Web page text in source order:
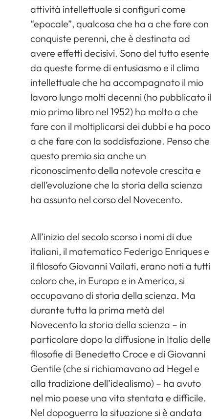
attività intellettuale si configuri come
“epocale”, qualcosa che ha a che fare con
conquiste perenni, che è destinata ad
avere effetti decisivi. Sono del tutto esente
da queste forme di entusiasmo e il clima
intellettuale che ha accompagnato il mio
lavoro lungo molti decenni (ho pubblicato il
mio primo libro nel 1952) ha molto a che
fare con il moltiplicarsi dei dubbi e ha poco
a che fare con la soddisfazione. Penso che
questo premio sia anche un
riconoscimento della notevole crescita e
dell’evoluzione che la storia della scienza
ha assunto nel corso del Novecento.
All’inizio del secolo scorso i nomi di due
italiani, il matematico Federigo Enriques e
il filosofo Giovanni Vailati, erano noti a tutti
coloro che, in Europa e in America, si
occupavano di storia della scienza. Ma
durante tutta la prima metà del
Novecento la storia della scienza – in
particolare dopo la diffusione in Italia delle
filosofie di Benedetto Croce e di Giovanni
Gentile (che si richiamavano ad Hegel e
alla tradizione dell’idealismo) – ha avuto
nel mio paese una vita stentata e difficile.
Nel dopoguerra la situazione si è andata